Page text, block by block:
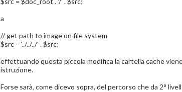
a
// get path to image on file system
$src = '../../../' . $src;
effettuando questa piccola modifica la cartella cache
istruzione.
Forse sarà, come dicevo sopra, del percorso che da 2°